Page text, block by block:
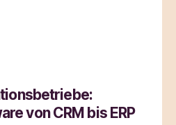
von CRM bis ERP